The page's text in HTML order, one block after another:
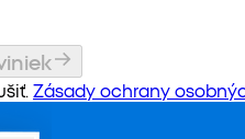
Zásady ochrany